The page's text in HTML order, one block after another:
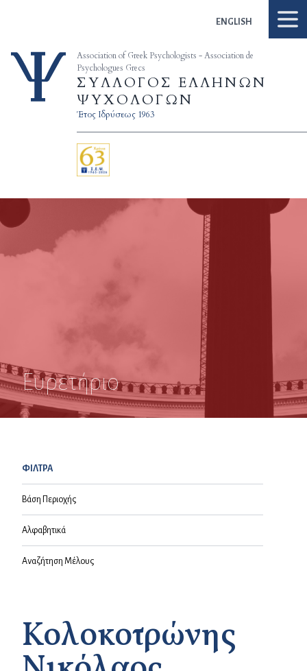
ENGLISH
Association of Greek Psychologists - Association de
Psychologues Grecs
ΣΥΛΛΟΓΟΣ ΕΛΛΗΝΩΝ
ΨΥΧΟΛΟΓΩΝ
Έτος Ιδρύσεως 1963
Ευρετήριο
ΦΙΛΤΡΑ
Βάση Περιοχής
Αλφαβητικά
Αναζήτηση Μέλους
Κολοκοτρώνης